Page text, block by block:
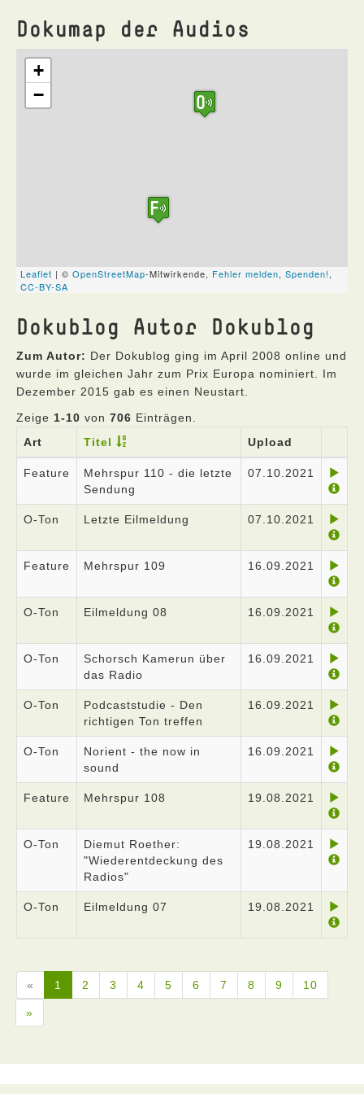
Dokumap der Audios
Dokublog Autor Dokublog
Zum Autor: Der Dokublog ging im April 2008 online und
wurde im gleichen Jahr zum Prix Europa nominiert. Im
Dezember 2015 gab es einen Neustart.
Zeige 1-10 von 706 Einträgen.
Art
Titel Upload
Feature
Mehrspur 110 - die letzte
Sendung
07.10.2021
O-Ton Letzte Eilmeldung 07.10.2021
Feature Mehrspur 109 16.09.2021
O-Ton Eilmeldung 08 16.09.2021
O-Ton
Schorsch Kamerun über
das Radio
16.09.2021
O-Ton
Podcaststudie - Den
richtigen Ton treffen
16.09.2021
O-Ton
Norient - the now in
sound
16.09.2021
Feature Mehrspur 108 19.08.2021
O-Ton
Diemut Roether:
"Wiederentdeckung des
Radios"
19.08.2021
O-Ton Eilmeldung 07 19.08.2021
« 1 2 3 4 5 6 7 8 9 10
»